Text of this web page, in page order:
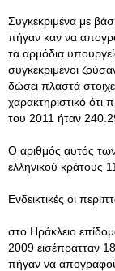
Συγκεκριμένα με
πήγαν καν να
τα αρμόδια
συγκεκριμένοι
δώσει πλαστά
χαρακτηριστικό
του 2011 ήταν
Ο αριθμός αυτός
ελληνικού κράτους
Ενδεικτικές οι
στο Ηράκλειο
2009 εισέπρατταν
πήγαν να